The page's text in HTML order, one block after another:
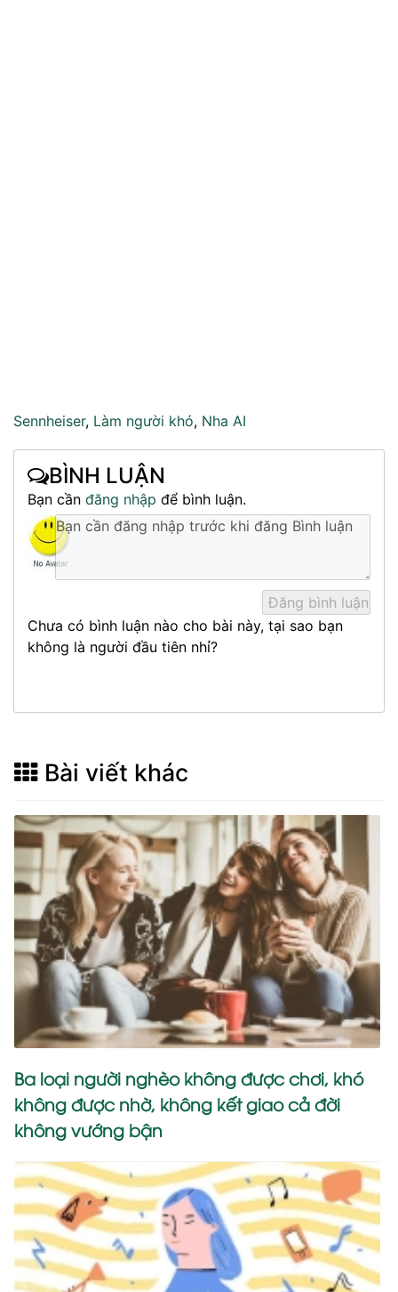
Sennheiser, Làm người khó, Nha AI
BÌNH LUẬN
Bạn cần đăng nhập để bình luận.
Chưa có bình luận nào cho bài này, tại sao bạn
không là người đầu tiên nhỉ?
Bài viết khác
Ba loại người nghèo không được chơi, khó
không được nhờ, không kết giao cả đời
không vướng bận